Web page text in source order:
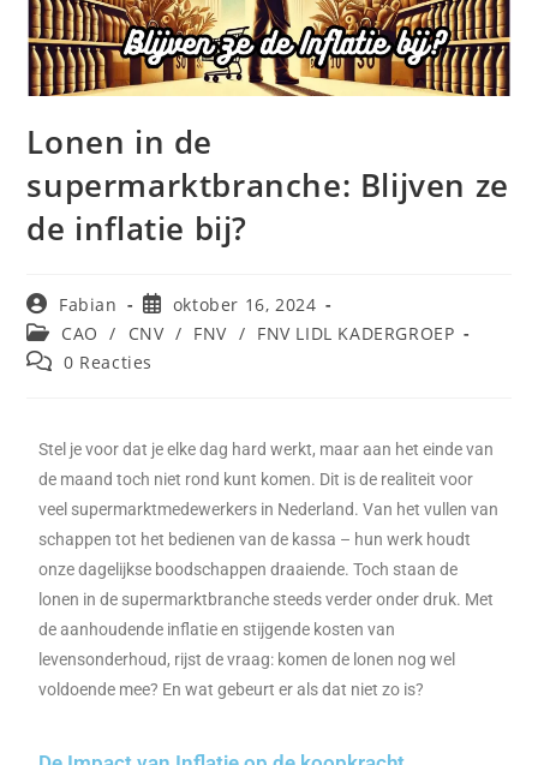
Lonen in de
supermarktbranche: Blijven ze
de inflatie bij?
Fabian
oktober 16, 2024
CAO
/ CNV / FNV / FNV LIDL KADERGROEP
0 Reacties
Stel je voor dat je elke dag hard werkt, maar aan het einde van
de maand toch niet rond kunt komen. Dit is de realiteit voor
veel supermarktmedewerkers in Nederland. Van het vullen van
schappen tot het bedienen van de kassa – hun werk houdt
onze dagelijkse boodschappen draaiende. Toch staan de
lonen in de supermarktbranche steeds verder onder druk. Met
de aanhoudende inflatie en stijgende kosten van
levensonderhoud, rijst de vraag: komen de lonen nog wel
voldoende mee? En wat gebeurt er als dat niet zo is?